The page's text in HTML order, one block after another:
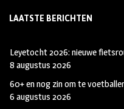
LAATSTE BERICHTEN
Leyetocht 2026: nieuwe
8 augustus 2026
60+ en nog zin om te
6 augustus 2026